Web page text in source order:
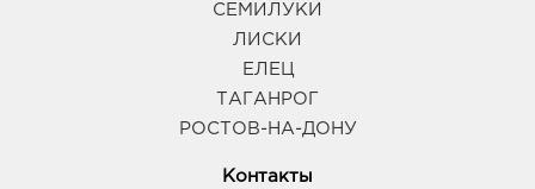
СЕМИЛУКИ
ЛИСКИ
ЕЛЕЦ
ТАГАНРОГ
РОСТОВ-НА-ДОНУ
Контакты